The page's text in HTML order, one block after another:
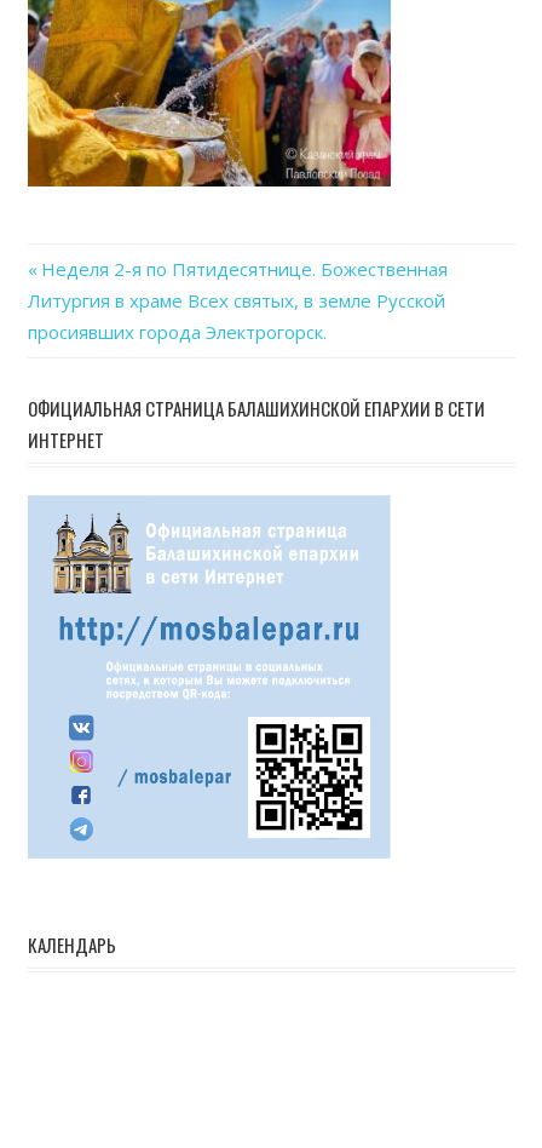
Навигация
по
записям
Previous
Post:
Неделя 2-я по Пятидесятнице. Божественная
Литургия в храме Всех святых, в земле Русской
просиявших города Электрогорск.
ОФИЦИАЛЬНАЯ СТРАНИЦА БАЛАШИХИНСКОЙ ЕПАРХИИ В СЕТИ
ИНТЕРНЕТ
КАЛЕНДАРЬ